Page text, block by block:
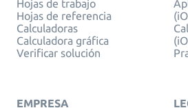
Hojas de trabajo
Hojas de referencia
Calculadoras
Calculadora gráfica
Verificar solución
EMPRESA